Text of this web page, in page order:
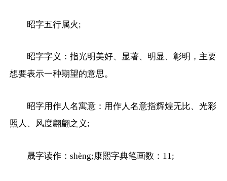
昭字五行属火;
昭字字义：指光明美好、显著、明显、彰明，主要
想要表示一种期望的意思。
昭字用作人名寓意：用作人名意指辉煌无比、光彩
照人、风度翩翩之义;
晟字读作：shèng;康熙字典笔画数：11;